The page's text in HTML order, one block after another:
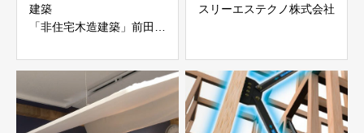
建築
「非住宅木造建築」前田建
スリーエステクノ株式会社